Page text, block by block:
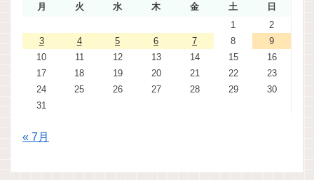
月 火 水 木 金 土
日
1
2
3
4 5 6 7 8
9
10
11 12 13 14 15
16
17
18 19 20 21 22
23
24
25 26 27 28 29
30
31
« 7月